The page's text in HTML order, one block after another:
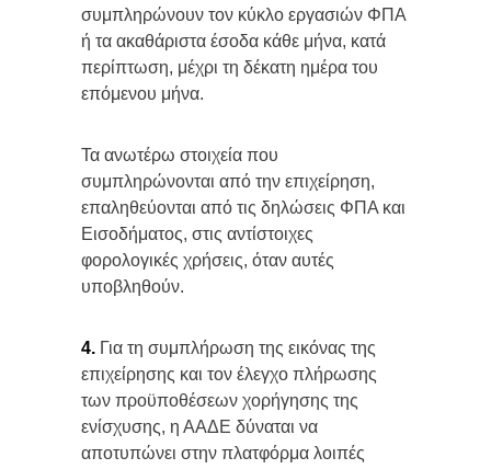
συμπληρώνουν τον κύκλο εργασιών ΦΠΑ
ή τα ακαθάριστα έσοδα κάθε μήνα, κατά
περίπτωση, μέχρι τη δέκατη ημέρα του
επόμενου μήνα.
Τα ανωτέρω στοιχεία που
συμπληρώνονται από την επιχείρηση,
επαληθεύονται από τις δηλώσεις ΦΠΑ και
Εισοδήματος, στις αντίστοιχες
φορολογικές χρήσεις, όταν αυτές
υποβληθούν.
4. Για τη συμπλήρωση της εικόνας της
επιχείρησης και τον έλεγχο πλήρωσης
των προϋποθέσεων χορήγησης της
ενίσχυσης, η ΑΑΔΕ δύναται να
αποτυπώνει στην πλατφόρμα λοιπές